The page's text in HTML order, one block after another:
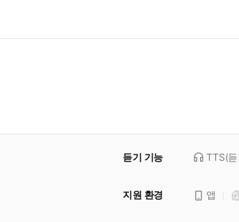
듣기 기능 TTS(
지원 환경 앱